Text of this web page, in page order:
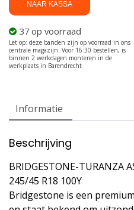
100Y
NAAR KASSA
37 op voorraad
Informatie
Beschrijving
BRIDGESTONE-TURANZA
245/45 R18 100Y
Bridgestone is een